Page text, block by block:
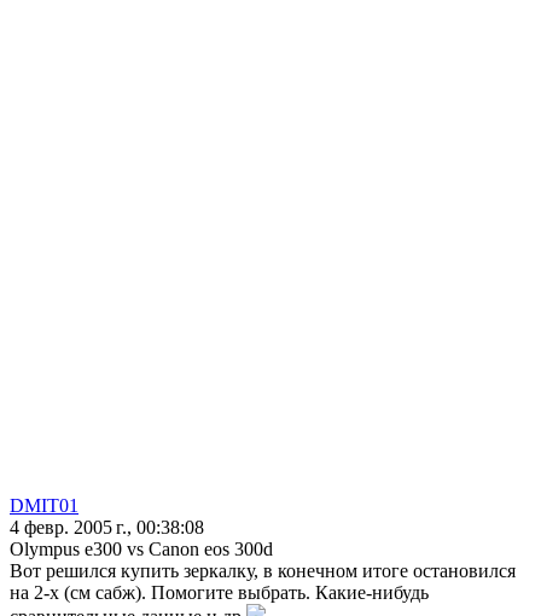
DMIT01
4 февр. 2005 г., 00:38:08
Olympus e300 vs Canon eos 300d
Вот решился купить зеркалку, в конечном итоге остановился
на 2-х (см сабж). Помогите выбрать. Какие-нибудь